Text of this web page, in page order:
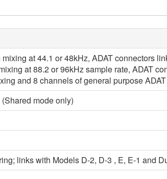
at 44.1 or 48kHz, ADAT connectors
at 88.2 or 96kHz sample rate, ADAT
and 8 channels of general purpose
mode only)
links with Models D-2, D-3 , E, E-1 and